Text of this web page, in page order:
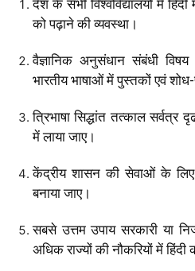
देश के सभी विश्वविद्यालयों में
को पढ़ाने की व्यवस्था।
वैज्ञानिक अनुसंधान संबंधी
भारतीय भाषाओं में पुस्तकों एवं
त्रिभाषा सिद्धांत तत्काल सर्वत्र
में लाया जाए।
केंद्रीय शासन की सेवाओं के लिए
बनाया जाए।
सबसे उत्तम उपाय सरकारी या
अधिक राज्यों की नौकरियों में हिंदी